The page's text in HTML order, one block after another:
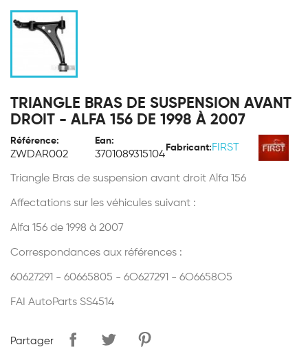
TRIANGLE BRAS DE SUSPENSION AVANT
DROIT - ALFA 156 DE 1998 À 2007
Référence:
ZWDAR002
Ean:
3701089315104
Fabricant: FIRST
Triangle Bras de suspension avant droit Alfa 156
Affectations sur les véhicules suivant :
Alfa 156 de 1998 à 2007
Correspondances aux références :
60627291 - 60665805 - 6O627291 - 6O6658O5
FAI AutoParts SS4514
Partager